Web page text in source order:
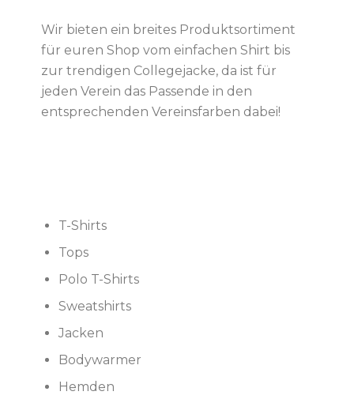
Wir bieten ein breites Produktsortiment
für euren Shop vom einfachen Shirt bis
zur trendigen Collegejacke, da ist für
jeden Verein das Passende in den
entsprechenden Vereinsfarben dabei!
T-Shirts
Tops
Polo T-Shirts
Sweatshirts
Jacken
Bodywarmer
Hemden